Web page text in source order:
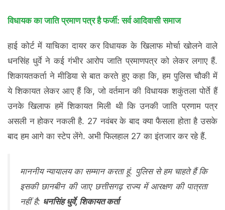
विधायक का जाति प्रमाण पत्र है फर्जी: सर्व आदिवासी समाज
हाई कोर्ट में याचिका दायर कर विधायक के खिलाफ मोर्चा खोलने वाले
धनसिंह धुर्वे ने कई गंभीर आरोप जाति प्रमाणपत्र को लेकर लगाए हैं.
शिकायतकर्ता ने मीडिया से बात करते हुए कहा कि, हम पुलिस चौकी में
ये शिकायत लेकर आए हैं कि, जो वर्तमान की विधायक शकुंतला पोर्ते हैं
उनके खिलाफ हमें शिकायत मिली थी कि उनकी जाति प्रणाम पत्र
असली न होकर नकली है. 27 नवंबर के बाद क्या फैसला होता है उसके
बाद हम आगे का स्टेप लेंगे. अभी फिलहाल 27 का इंतजार कर रहे हैं.
माननीय न्यायालय का सम्मान करता हूं. पुलिस से हम चाहते हैं कि
इसकी छानबीन की जाए छत्तीसगढ़ राज्य में आरक्षण की पात्रता
नहीं है: धनसिंह धुर्वे, शिकायत कर्ता